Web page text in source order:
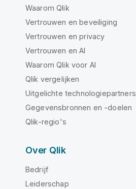
Waarom Qlik
Vertrouwen en beveiliging
Vertrouwen en privacy
Vertrouwen en AI
Waarom Qlik voor AI
Qlik vergelijken
Uitgelichte technologiepartners
Gegevensbronnen en -doelen
Qlik-regio's
Over Qlik
Bedrijf
Leiderschap